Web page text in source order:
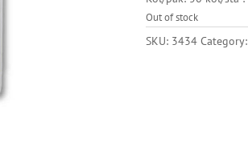
Out of stock
SKU: 3434 Category: